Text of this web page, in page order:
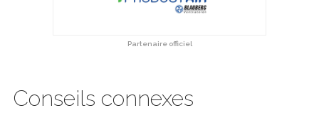
Partenaire officiel
Conseils connexes